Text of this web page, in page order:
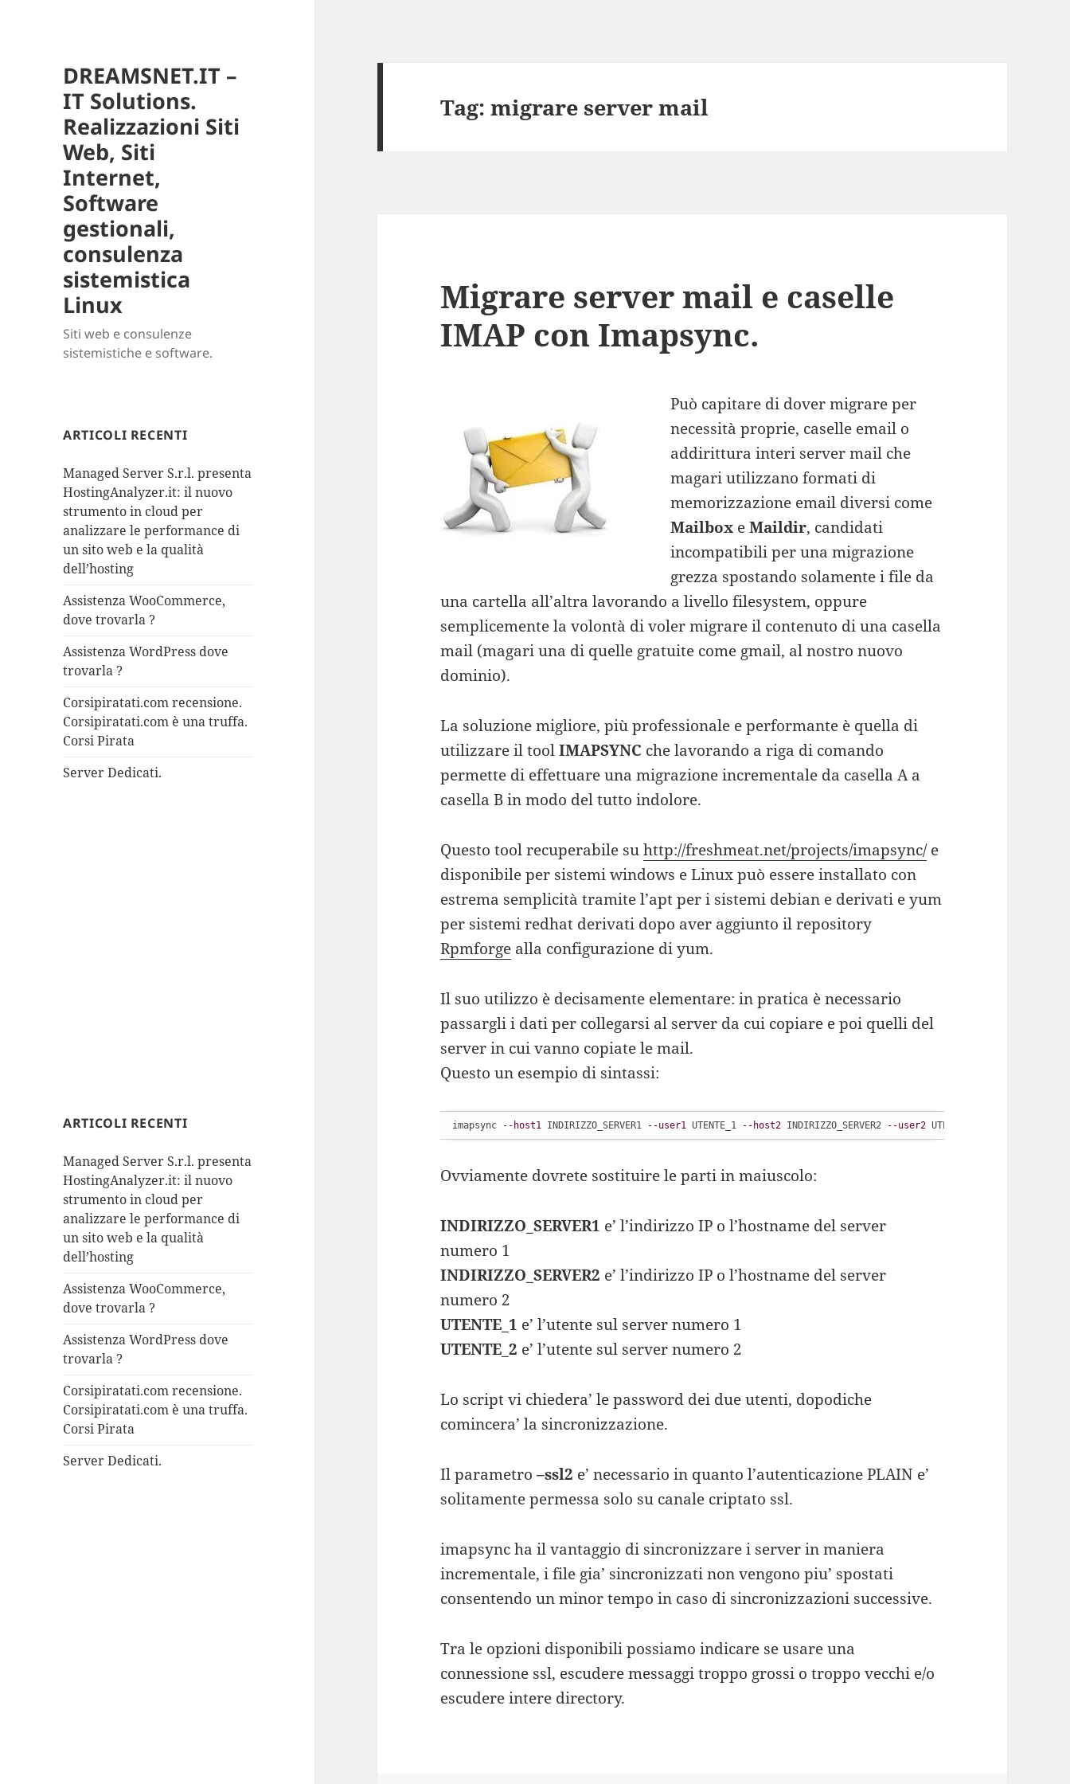
DREAMSNET.IT –
IT Solutions.
Realizzazioni Siti
Web, Siti
Internet,
Software
gestionali,
consulenza
sistemistica
Linux
Siti web e consulenze
sistemistiche e software.
ARTICOLI RECENTI
Managed Server S.r.l. presenta
HostingAnalyzer.it: il nuovo
strumento in cloud per
analizzare le performance di
un sito web e la qualità
dell’hosting
Assistenza WooCommerce,
dove trovarla ?
Assistenza WordPress dove
trovarla ?
Corsipiratati.com recensione.
Corsipiratati.com è una truffa.
Corsi Pirata
Server Dedicati.
ARTICOLI RECENTI
Managed Server S.r.l. presenta
HostingAnalyzer.it: il nuovo
strumento in cloud per
analizzare le performance di
un sito web e la qualità
dell’hosting
Assistenza WooCommerce,
dove trovarla ?
Assistenza WordPress dove
trovarla ?
Corsipiratati.com recensione.
Corsipiratati.com è una truffa.
Corsi Pirata
Server Dedicati.
Tag:migrare server mail
Migrare server mail e caselle
IMAP con Imapsync.
Può capitare di dover migrare per
necessità proprie, caselle email o
addirittura interi server mail che
magari utilizzano formati di
memorizzazione email diversi come
MailboxeMaildir, candidati
incompatibili per una migrazione
grezza spostando solamente i file da
una cartella all’altra lavorando a livello filesystem, oppure
semplicemente la volontà di voler migrare il contenuto di una casella
mail (magari una di quelle gratuite come gmail, al nostro nuovo
dominio).
La soluzione migliore, più professionale e performante è quella di
utilizzare il toolIMAPSYNC che lavorando a riga di comando
permette di effettuare una migrazione incrementale da casella A a
casella B in modo del tutto indolore.
Questo tool recuperabile suhttp://freshmeat.net/projects/imapsync/e
disponibile per sistemi windows e Linux può essere installato con
estrema semplicità tramite l’apt per i sistemi debian e derivati e yum
per sistemi redhat derivati dopo aver aggiunto il repository
Rpmforge alla configurazione di yum.
Il suo utilizzo è decisamente elementare: in pratica è necessario
passargli i dati per collegarsi al server da cui copiare e poi quelli del
server in cui vanno copiate le mail.
Questo un esempio di sintassi:
imapsync --host1 INDIRIZZO_SERVER1 --user1 UTENTE_1 --host2 INDIRIZZO_SERVER2 --user2 UTENTE_2
Ovviamente dovrete sostituire le parti in maiuscolo:
INDIRIZZO_SERVER1 e’ l’indirizzo IP o l’hostname del server
numero 1
INDIRIZZO_SERVER2 e’ l’indirizzo IP o l’hostname del server
numero 2
UTENTE_1 e’ l’utente sul server numero 1
UTENTE_2 e’ l’utente sul server numero 2
Lo script vi chiedera’ le password dei due utenti, dopodiche
comincera’ la sincronizzazione.
Il parametro–ssl2 e’ necessario in quanto l’autenticazione PLAIN e’
solitamente permessa solo su canale criptato ssl.
imapsync ha il vantaggio di sincronizzare i server in maniera
incrementale, i file gia’ sincronizzati non vengono piu’ spostati
consentendo un minor tempo in caso di sincronizzazioni successive.
Tra le opzioni disponibili possiamo indicare se usare una
connessione ssl, escudere messaggi troppo grossi o troppo vecchi e/o
escudere intere directory.